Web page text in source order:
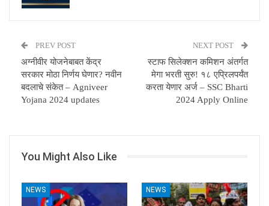
PREV POST
अग्नीवीर योजनेबाबत केंद्र
सरकार मोठा निर्णय घेणार? नवीन
बदलाचे संकेत – Agniveer
Yojana 2024 updates
NEXT POST
स्टाफ सिलेक्शन कमिशन अंतर्गत
मेगा भरती सुरु! १८ एप्रिलपर्यंत
करता येणार अर्ज – SSC Bharti
2024 Apply Online
You Might Also Like
NEWS NEWS